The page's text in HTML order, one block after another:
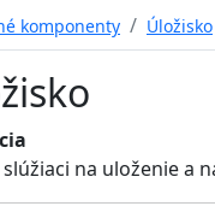
komponenty Úložisko
na uloženie a